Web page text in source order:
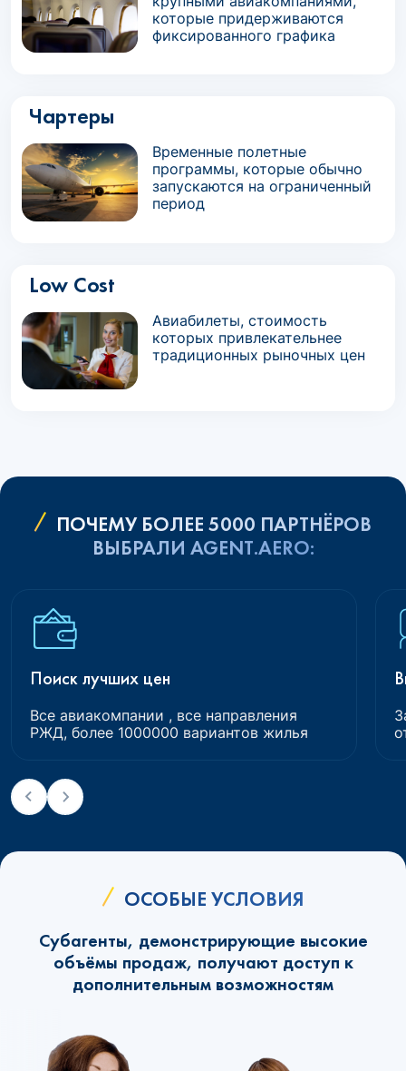
которые придерживаются
фиксированного графика
Чартеры
Временные полетные
программы, которые обычно
запускаются на ограниченный
период
Low Cost
Авиабилеты, стоимость
которых привлекательнее
традиционных рыночных цен
ПОЧЕМУ БОЛЕЕ 5000 ПАРТНЁРОВ
ВЫБРАЛИ AGENT.AERO:
Поиск лучших цен
Все авиакомпании , все направления
РЖД, более 1000000 вариантов жилья
ОСОБЫЕ УСЛОВИЯ
Субагенты, демонстрирующие высокие
объёмы продаж, получают доступ к
дополнительным возможностям